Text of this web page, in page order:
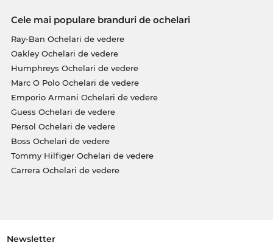
Cele mai populare branduri de ochelari
Ray-Ban Ochelari de vedere
Oakley Ochelari de vedere
Humphreys Ochelari de vedere
Marc O Polo Ochelari de vedere
Emporio Armani Ochelari de vedere
Guess Ochelari de vedere
Persol Ochelari de vedere
Boss Ochelari de vedere
Tommy Hilfiger Ochelari de vedere
Carrera Ochelari de vedere
Newsletter